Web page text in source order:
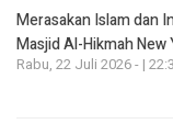
Merasakan Islam dan
Masjid Al-Hikmah New
Rabu, 22 Juli 2026 - |